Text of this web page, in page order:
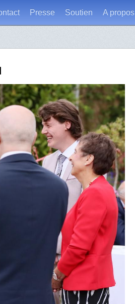
Presse Soutien A propos